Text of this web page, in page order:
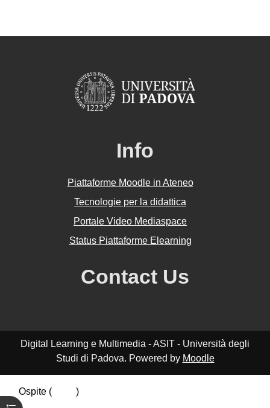
Info
Piattaforme Moodle in Ateneo
Tecnologie per la didattica
Portale Video Mediaspace
Status Piattaforme Elearning
Contact Us
Digital Learning e Multimedia - ASIT - Università degli
Studi di Padova. Powered by Moodle
Ospite (
)
Riepilogo della conservazione dei dati